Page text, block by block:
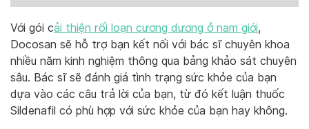
Với gói cải thiện rối loạn cương dương ở nam giới,
Docosan sẽ hỗ trợ bạn kết nối với bác sĩ chuyên khoa
nhiều năm kinh nghiệm thông qua bảng khảo sát chuyên
sâu. Bác sĩ sẽ đánh giá tình trạng sức khỏe của bạn
dựa vào các câu trả lời của bạn, từ đó kết luận thuốc
Sildenafil có phù hợp với sức khỏe của bạn hay không.